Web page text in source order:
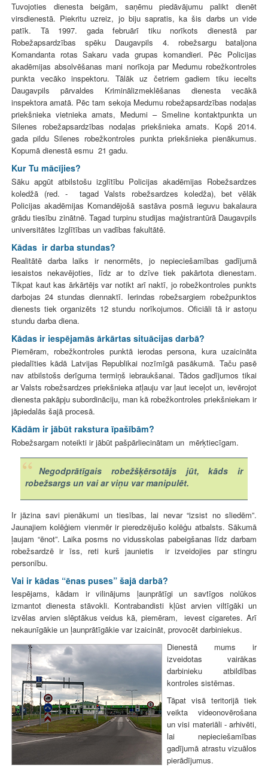
Tuvojoties dienesta beigām, saņēmu piedāvājumu palikt dienēt
virsdienestā. Piekritu uzreiz, jo biju sapratis, ka šis darbs un vide
patīk. Tā 1997. gada februārī tiku norīkots dienestā par
Robežapsardzības spēku Daugavpils 4. robežsargu bataljona
Komandanta rotas Sakaru vada grupas komandieri. Pēc Policijas
akadēmijas absolvēšanas mani norīkoja par Medumu robežkontroles
punkta vecāko inspektoru. Tālāk uz četriem gadiem tiku iecelts
Daugavpils pārvaldes Kriminālizmeklēšanas dienesta vecākā
inspektora amatā. Pēc tam sekoja Medumu robežapsardzības nodaļas
priekšnieka vietnieka amats, Medumi – Smeline kontaktpunkta un
Silenes robežapsardzības nodaļas priekšnieka amats. Kopš 2014.
gada pildu Silenes robežkontroles punkta priekšnieka pienākumus.
Kopumā dienestā esmu 21 gadu.
Kur Tu mācījies?
Sāku apgūt atbilstošu izglītību Policijas akadēmijas Robežsardzes
koledžā (red. - tagad Valsts robežsardzes koledža), bet vēlāk
Policijas akadēmijas Komandējošā sastāva posmā ieguvu bakalaura
grādu tiesību zinātnē. Tagad turpinu studijas maģistrantūrā Daugavpils
universitātes Izglītības un vadības fakultātē.
Kādas ir darba stundas?
Realitātē darba laiks ir nenormēts, jo nepieciešamības gadījumā
iesaistos nekavējoties, līdz ar to dzīve tiek pakārtota dienestam.
Tikpat kaut kas ārkārtējs var notikt arī naktī, jo robežkontroles punkts
darbojas 24 stundas diennaktī. Ierindas robežsargiem robežpunktos
dienests tiek organizēts 12 stundu norīkojumos. Oficiāli tā ir astoņu
stundu darba diena.
Kādas ir iespējamās ārkārtas situācijas darbā?
Piemēram, robežkontroles punktā ierodas persona, kura uzaicināta
piedalīties kādā Latvijas Republikai nozīmīgā pasākumā. Taču pasē
nav atbilstošs derīguma termiņš iebraukšanai. Tādos gadījumos tikai
ar Valsts robežsardzes priekšnieka atļauju var ļaut ieceļot un, ievērojot
dienesta pakāpju subordināciju, man kā robežkontroles priekšniekam ir
jāpiedalās šajā procesā.
Kādām ir jābūt rakstura īpašībām?
Robežsargam noteikti ir jābūt pašpārliecinātam un mērķtiecīgam.
Negodprātīgais robežšķērsotājs jūt, kāds ir
robežsargs un vai ar viņu var manipulēt.
Ir jāzina savi pienākumi un tiesības, lai nevar “izsist no sliedēm”.
Jaunajiem kolēģiem vienmēr ir pieredzējušo kolēģu atbalsts. Sākumā
ļaujam “ēnot”. Laika posms no vidusskolas pabeigšanas līdz darbam
robežsardzē ir īss, reti kurš jaunietis ir izveidojies par stingru
personību.
Vai ir kādas “ēnas puses” šajā darbā?
Iespējams, kādam ir vilinājums ļaunprātīgi un savtīgos nolūkos
izmantot dienesta stāvokli. Kontrabandisti kļūst arvien viltīgāki un
izvēlas arvien slēptākus veidus kā, piemēram, ievest cigaretes. Arī
nekaunīgākie un ļaunprātīgākie var izaicināt, provocēt darbiniekus.
Dienestā mums ir
izveidotas vairākas
darbinieku atbildības
kontroles sistēmas.
Tāpat visā teritorijā tiek
veikta videonovērošana
un visi materiāli - arhivēti,
lai nepieciešamības
gadījumā atrastu vizuālos
pierādījumus.